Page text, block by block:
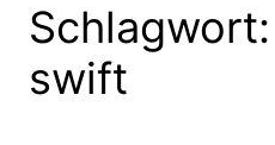
Schlagwort:
swift